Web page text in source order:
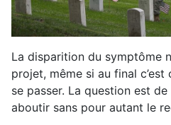
La disparition du symptôme
projet, même si au final
se passer. La question est
aboutir sans pour autant le